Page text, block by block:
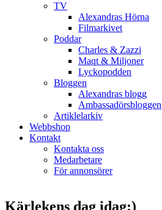
TV
Alexandras Hörna
Filmarkivet
Poddar
Charles & Zazzi
Maqt & Miljoner
Lyckopodden
Bloggen
Alexandras blogg
Ambassadörsbloggen
Artiklelarkiv
Webbshop
Kontakt
Kontakta oss
Medarbetare
För annonsörer
Kärlekens dag idag:)